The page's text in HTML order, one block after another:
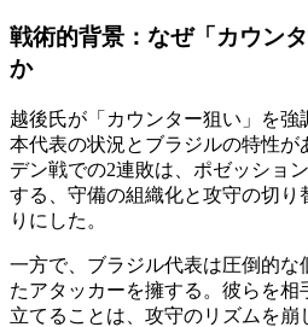
戦術的背景：なぜ「カウン
か
越後氏が「カウンター狙い」を強
本代表の状況とブラジルの特性が
デン戦での2連敗は、ポゼッショ
する、守備の組織化と攻守の切
りにした。
一方で、ブラジル代表は圧倒的な
たアタッカーを擁する。彼らを
立てることは、攻守のリズムを崩